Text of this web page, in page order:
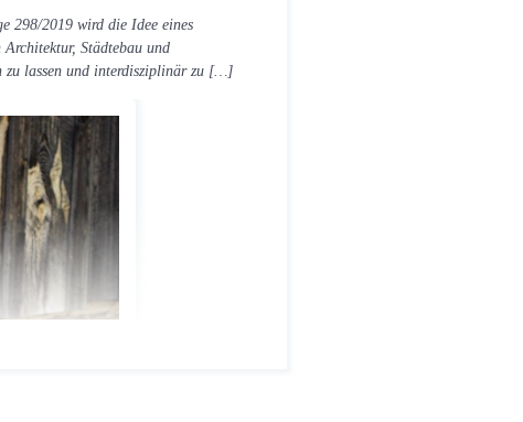
298/2019 wird die Idee eines
Städtebau und
zu lassen und interdisziplinär zu […]